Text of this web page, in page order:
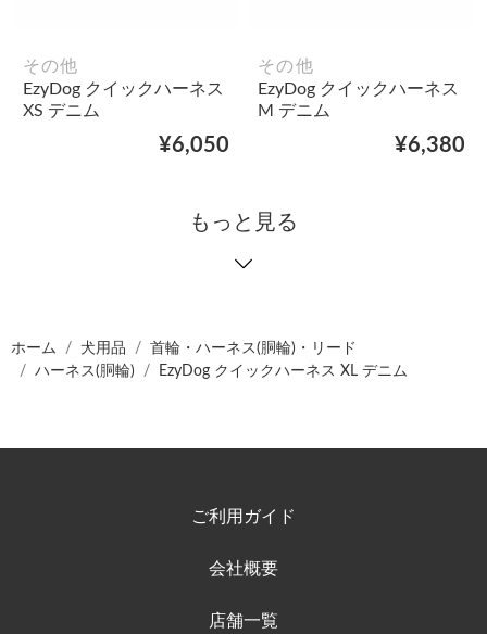
その他
EzyDog クイックハーネス
XS デニム
¥6,050
その他
EzyDog クイックハーネス
M デニム
¥6,380
もっと見る
ホーム 犬用品
首輪・ハーネス(胴輪)・リード
ハーネス(胴輪)
EzyDog クイックハーネス XL デニム
ご利用ガイド
会社概要
店舗一覧